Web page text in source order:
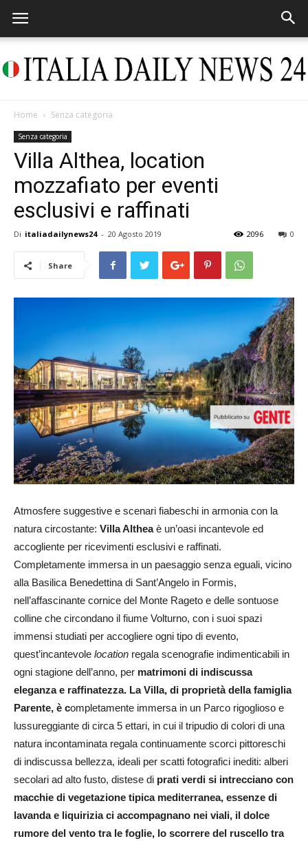
Daily
News
Home Senza categoria
Senza categoria
Villa Althea, location
mozzafiato per eventi
esclusivi e raffinati
Di italiadailynews24 - 20 Agosto 2019 0
2096
Share
Atmosfere suggestive e scenari fiabeschi in armonia con la
natura circostante: Villa Altheaè un’oasi incantevole ed
accogliente per ricevimenti esclusivi e raffinati.
Completamente immersa in un paesaggio senza eguali, vicino
alla Basilica Benedettina di Sant’Angelo in Formis,
nell’affascinante cornice del Monte Rageto e delle sontuose
colline che circondano il fiume Volturno, con i suoi spazi
immensi studiati per accogliere ogni tipo di evento,
quest’incantevole location regala scenografie indimenticabili in
ogni stagione dell’anno, per matrimoni di indiscussa
eleganza e raffinatezza. La Villa, di proprietà della famiglia
Parente, è completamente immersa in un Parco rigoglioso e
lussureggiante di circa 5 ettari, in cui il tripudio di colori di una
natura incontaminata regala continuamente scorci pittoreschi
di indiscussa bellezza, ideali per scatti fotografici inediti: alberi
secolari ad alto fusto, distese di prati verdi si intrecciano con
macchie di vegetazione tipica mediterranea, essenze di
lavanda e liquirizia ci accompagnano nei viali, il dolce
rumore del vento tra le foglie, lo scorrere del ruscello tra